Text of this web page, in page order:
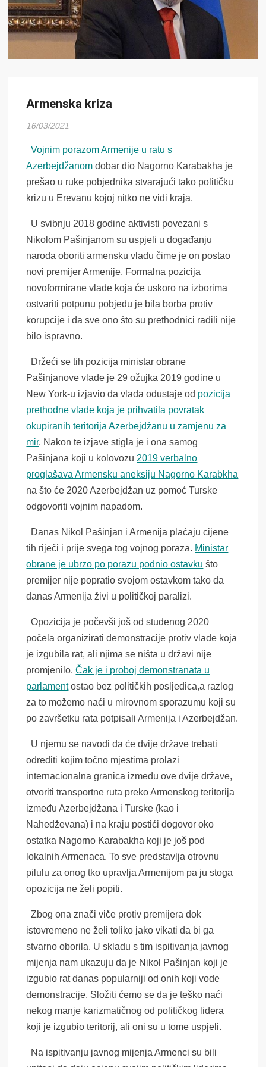
Armenska kriza
16/03/2021
Vojnim porazom Armenije u ratu s
Azerbejdžanom dobar dio Nagorno Karabakha je
prešao u ruke pobjednika stvarajući tako političku
krizu u Erevanu kojoj nitko ne vidi kraja.
U svibnju 2018 godine aktivisti povezani s
Nikolom Pašinjanom su uspjeli u događanju
naroda oboriti armensku vladu čime je on postao
novi premijer Armenije. Formalna pozicija
novoformirane vlade koja će uskoro na izborima
ostvariti potpunu pobjedu je bila borba protiv
korupcije i da sve ono što su prethodnici radili nije
bilo ispravno.
Držeći se tih pozicija ministar obrane
Pašinjanove vlade je 29 ožujka 2019 godine u
New York-u izjavio da vlada odustaje od pozicija
prethodne vlade koja je prihvatila povratak
okupiranih teritorija Azerbejdžanu u zamjenu za
mir. Nakon te izjave stigla je i ona samog
Pašinjana koji u kolovozu 2019 verbalno
proglašava Armensku aneksiju Nagorno Karabkha
na što će 2020 Azerbejdžan uz pomoć Turske
odgovoriti vojnim napadom.
Danas Nikol Pašinjan i Armenija plaćaju cijene
tih riječi i prije svega tog vojnog poraza. Ministar
obrane je ubrzo po porazu podnio ostavku što
premijer nije popratio svojom ostavkom tako da
danas Armenija živi u političkoj paralizi.
Opozicija je počevši još od studenog 2020
počela organizirati demonstracije protiv vlade koja
je izgubila rat, ali njima se ništa u državi nije
promjenilo.Čak je i proboj demonstranata u
parlamentostao bez političkih posljedica,a razlog
za to možemo naći u mirovnom sporazumu koji su
po završetku rata potpisali Armenija i Azerbejdžan.
U njemu se navodi da će dvije države trebati
odrediti kojim točno mjestima prolazi
internacionalna granica između ove dvije države,
otvoriti transportne ruta preko Armenskog teritorija
između Azerbejdžana i Turske (kao i
Nahedževana) i na kraju postići dogovor oko
ostatka Nagorno Karabakha koji je još pod
lokalnih Armenaca. To sve predstavlja otrovnu
pilulu za onog tko upravlja Armenijom pa ju stoga
opozicija ne želi popiti.
Zbog ona znači viče protiv premijera dok
istovremeno ne želi toliko jako vikati da bi ga
stvarno oborila. U skladu s tim ispitivanja javnog
mijenja nam ukazuju da je Nikol Pašinjan koji je
izgubio rat danas popularniji od onih koji vode
demonstracije. Složiti ćemo se da je teško naći
nekog manje karizmatičnog od političkog lidera
koji je izgubio teritorij, ali oni su u tome uspjeli.
Na ispitivanju javnog mijenja Armenci su bili